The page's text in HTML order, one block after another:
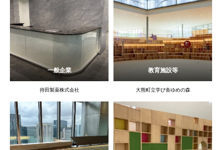
一般企業
持田製薬株式会社
教育施設等
大熊町立学び舎ゆめの森